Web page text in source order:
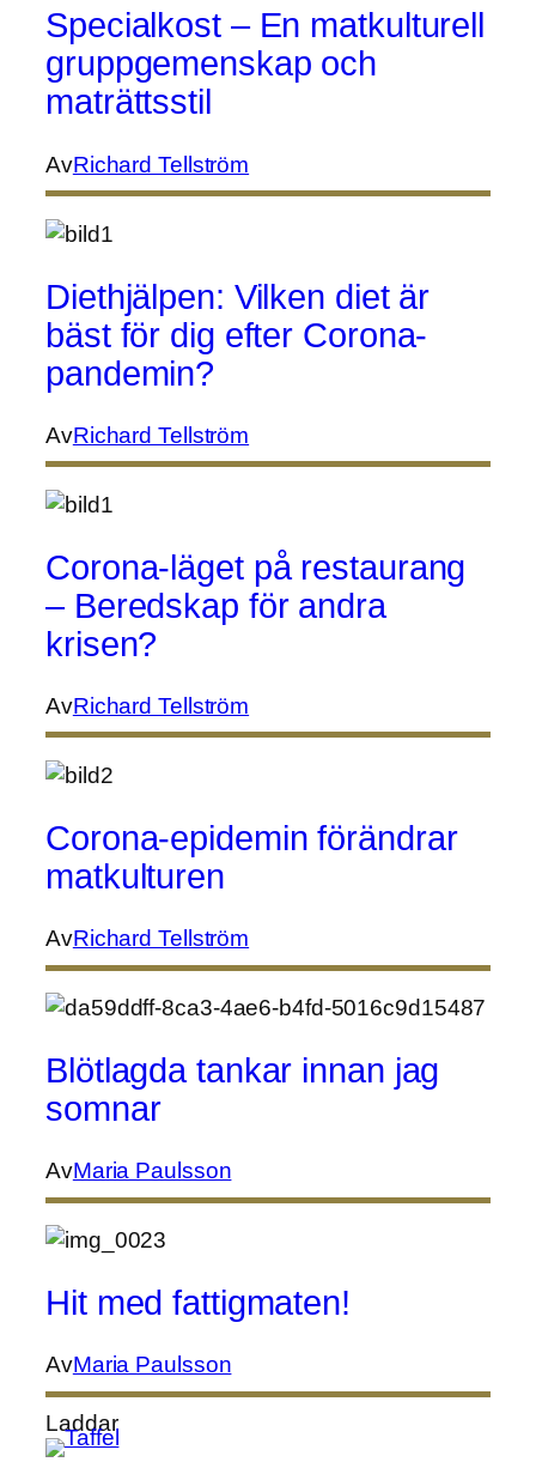
Specialkost – En matkulturell
gruppgemenskap och
maträttsstil
AvRichard Tellström
Diethjälpen: Vilken diet är
bäst för dig efter Corona-
pandemin?
AvRichard Tellström
Corona-läget på restaurang
– Beredskap för andra
krisen?
AvRichard Tellström
Corona-epidemin förändrar
matkulturen
AvRichard Tellström
Blötlagda tankar innan jag
somnar
AvMaria Paulsson
Hit med fattigmaten!
AvMaria Paulsson
Laddar